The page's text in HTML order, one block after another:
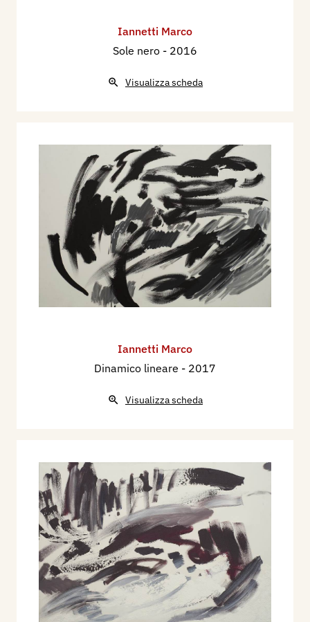
Iannetti Marco
Sole nero - 2016
Visualizza scheda
Iannetti Marco
Dinamico lineare - 2017
Visualizza scheda